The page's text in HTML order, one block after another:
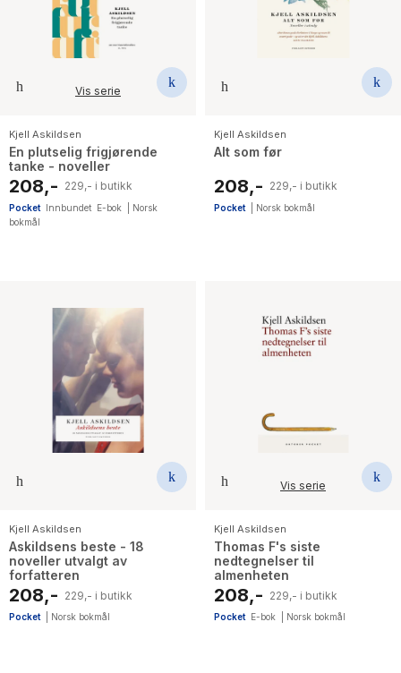
Vis serie
Kjell Askildsen
En plutselig frigjørende
tanke - noveller
208,- 229,- i butikk
Pocket Innbundet E-bok
Norsk
bokmål
Kjell Askildsen
Alt som før
208,- 229,- i butikk
Pocket Norsk bokmål
Kjell Askildsen
Askildsens beste - 18
noveller utvalgt av
forfatteren
208,- 229,- i butikk
Pocket Norsk bokmål
Vis serie
Kjell Askildsen
Thomas F's siste
nedtegnelser til
almenheten
208,- 229,- i butikk
Pocket E-bok Norsk bokmål